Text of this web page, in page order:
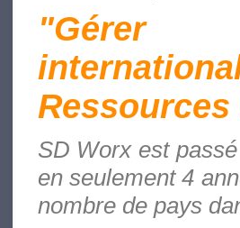
"Gérer
SD Worx est
en seulement 4
nombre de pays